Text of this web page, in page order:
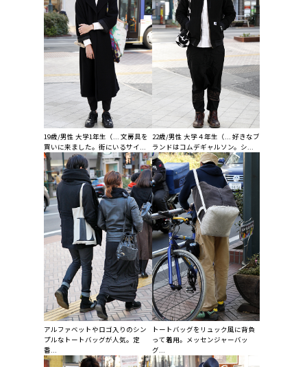
19歳/男性 大学1年生（... 文房具を
買いに来ました。街にいるサイ...
22歳/男性 大学４年生（... 好きなブ
ランドはコムデギャルソン。シ...
アルファベットやロゴ入りのシン
プルなトートバッグが人気。定
番...
トートバッグをリュック風に背負
って着用。メッセンジャーバッ
グ...